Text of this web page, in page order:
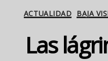
ACTUALIDAD BAJA
Las